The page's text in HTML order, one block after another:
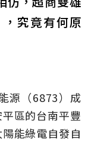
，究竟有何原
源（6873）成
區的台南平豐
能綠電自發自